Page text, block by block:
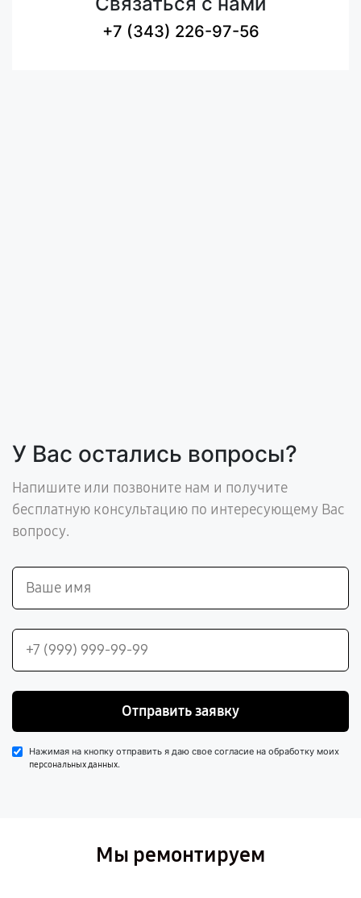
+7 (343) 226-97-56
У Вас остались вопросы?
Напишите или позвоните нам и получите
бесплатную консультацию по интересующему Вас
вопросу.
Отправить заявку
Нажимая на кнопку отправить я даю свое согласие на обработку моих
персональных данных.
Мы ремонтируем